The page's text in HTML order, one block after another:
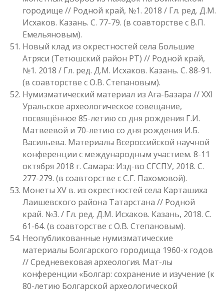
городище // Родной край, №1. 2018 / Гл. ред. Д.М.
Исхаков. Казань. С. 77-79. (в соавторстве с В.П.
Емельяновым).
Новый клад из окрестностей села Большие
Атряси (Тетюшский район РТ) // Родной край,
№1. 2018 / Гл. ред. Д.М. Исхаков. Казань. С. 88-91.
(в соавторстве с О.В. Степановым).
Нумизматический материал из Ага-Базара // XXI
Уральское археологическое совещание,
посвящённое 85-летию со дня рождения Г.И.
Матвеевой и 70-летию со дня рождения И.Б.
Васильева. Материалы Всероссийской научной
конференции с международным участием. 8-11
октября 2018 г. Самара: Изд-во СГСПУ, 2018. С.
277-279. (в соавторстве с С.Г. Пахомовой).
Монеты XV в. из окрестностей села Карташиха
Лаишевского района Татарстана // Родной
край. №3. / Гл. ред. Д.М. Исхаков. Казань, 2018. С.
61-64. (в соавторстве с О.В. Степановым).
Неопубликованные нумизматические
материалы Болгарского городища 1960-х годов
// Средневековая археология. Мат-лы
конференции «Болгар: сохранение и изучение (к
80-летию Болгарской археологической